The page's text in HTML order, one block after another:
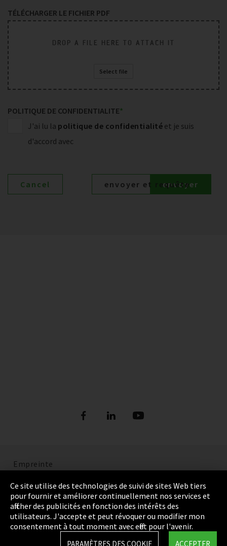
TÉLÉCHARGER LE FICHIER PDF
DROP A FILE HERE TO ATTACH IT
Select file
POLITIQUE DE CONFIDENTIALITE*
J'ai lu la politique de confidentialité et je suis
d'accord avec
Empreinte
Politique de confidentialité
Cookie Settings
Termes et Conditions
Ce site utilise des technologies de suivi de sites Web tiers
pour fournir et améliorer continuellement nos services et
afficher des publicités en fonction des intérêts des
utilisateurs. J'accepte et peut révoquer ou modifier mon
consentement à tout moment avec effet pour l'avenir.
ACCEPTER
PARAMÈTRES DES COOKIE